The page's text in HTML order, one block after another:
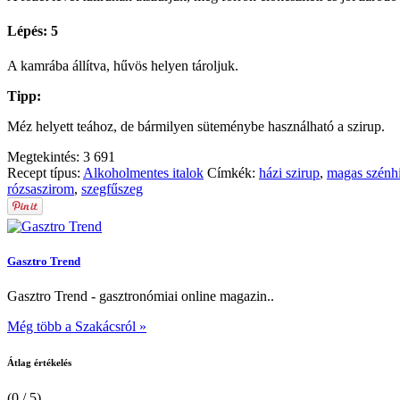
Lépés: 5
A kamrába állítva, hűvös helyen tároljuk.
Tipp:
Méz helyett teához, de bármilyen süteménybe használható a szirup.
Megtekintés: 3 691
Recept típus: Alkoholmentes italok Címkék: házi szirup, magas
rózsaszirom, szegfűszeg
Gasztro Trend
Gasztro Trend - gasztronómiai online magazin..
Még több a Szakácsról »
Átlag értékelés